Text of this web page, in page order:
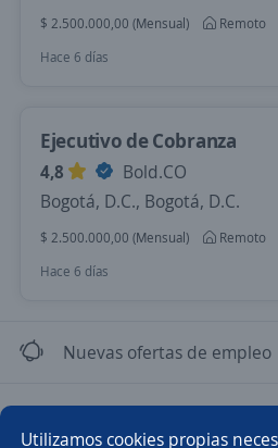
Utilizamos cookies propias
$ 2.500.000,00 (Mensual)
Remoto
Hace 6 días
Ejecutivo de Cobranza
4,8
Bold.CO
Bogotá, D.C., Bogotá, D.C.
$ 2.500.000,00 (Mensual)
Remoto
Hace 6 días
Nuevas ofertas de empleo